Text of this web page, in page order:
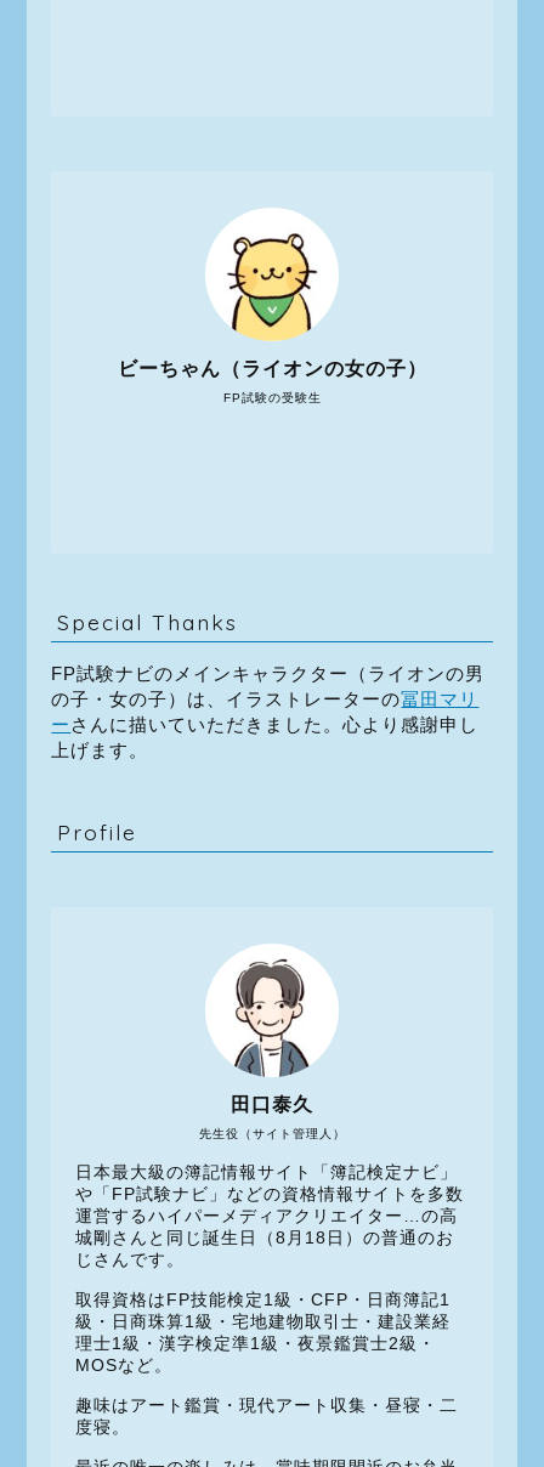
FP試験の受験生
ビーちゃん（ライオンの女の子）
Special Thanks
FP試験ナビのメインキャラクター（ライオンの男
の子・女の子）は、イラストレーターの冨田マリ
ー さんに描いていただきました。心より感謝申し
上げます。
Profile
先生役（サイト管理人）
田口泰久
日本最大級の簿記情報サイト「簿記検定ナビ」
や「FP試験ナビ」などの資格情報サイトを多数
運営するハイパーメディアクリエイター…の高
城剛さんと同じ誕生日（8月18日）の普通のお
じさんです。
取得資格はFP技能検定1級・CFP・日商簿記1
級・日商珠算1級・宅地建物取引士・建設業経
理士1級・漢字検定準1級・夜景鑑賞士2級・
MOSなど。
趣味はアート鑑賞・現代アート収集・昼寝・二
度寝。